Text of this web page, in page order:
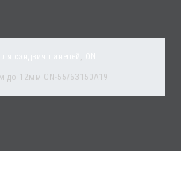
,
до 12мм ON-55/63150A19